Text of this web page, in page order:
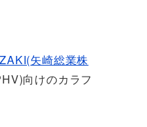
矢崎総業株
向けのカラフ